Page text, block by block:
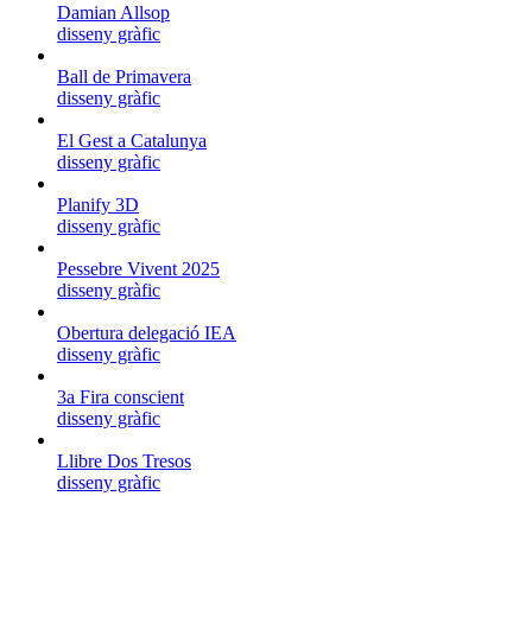
Damian Allsop
disseny gràfic
Ball de Primavera
disseny gràfic
El Gest a Catalunya
disseny gràfic
Planify 3D
disseny gràfic
Pessebre Vivent 2025
disseny gràfic
Obertura delegació IEA
disseny gràfic
3a Fira conscient
disseny gràfic
Llibre Dos Tresos
disseny gràfic